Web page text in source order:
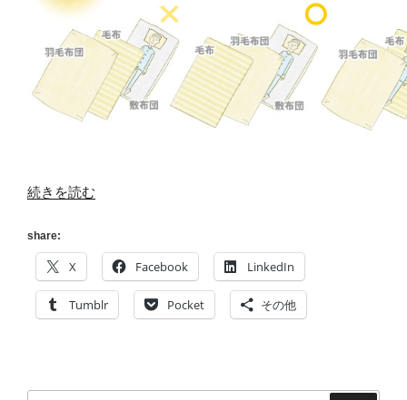
“[毛
ダ
メ
に
る
術
続きを読む
share:
X Facebook LinkedIn
Tumblr Pocket その他